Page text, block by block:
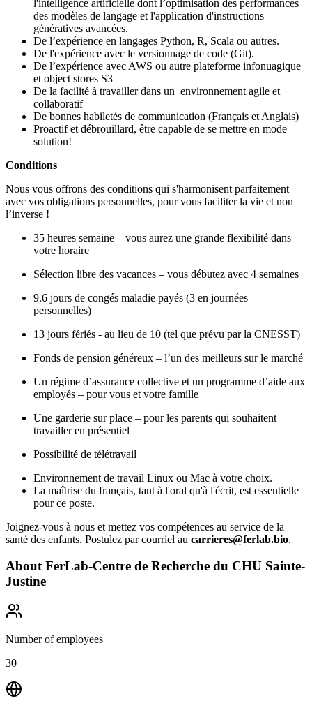
l'intelligence artificielle dont l’optimisation des performances
des modèles de langage et l'application d'instructions
génératives avancées.
De l’expérience en langages Python, R, Scala ou autres.
De l'expérience avec le versionnage de code (Git).
De l’expérience avec AWS ou autre plateforme infonuagique
et object stores S3
De la facilité à travailler dans un environnement agile et
collaboratif
De bonnes habiletés de communication (Français et Anglais)
Proactif et débrouillard, être capable de se mettre en mode
solution!
Conditions
Nous vous offrons des conditions qui s'harmonisent parfaitement
avec vos obligations personnelles, pour vous faciliter la vie et non
l’inverse !
35 heures semaine – vous aurez une grande flexibilité dans
votre horaire
Sélection libre des vacances – vous débutez avec 4 semaines
9.6 jours de congés maladie payés (3 en journées
personnelles)
13 jours fériés - au lieu de 10 (tel que prévu par la CNESST)
Fonds de pension généreux – l’un des meilleurs sur le marché
Un régime d’assurance collective et un programme d’aide aux
employés – pour vous et votre famille
Une garderie sur place – pour les parents qui souhaitent
travailler en présentiel
Possibilité de télétravail
Environnement de travail Linux ou Mac à votre choix.
La maîtrise du français, tant à l'oral qu'à l'écrit, est essentielle
pour ce poste.
Joignez-vous à nous et mettez vos compétences au service de la
santé des enfants. Postulez par courriel au carrieres@ferlab.bio.
About FerLab-Centre de Recherche du CHU Sainte-
Justine
Number of employees
30